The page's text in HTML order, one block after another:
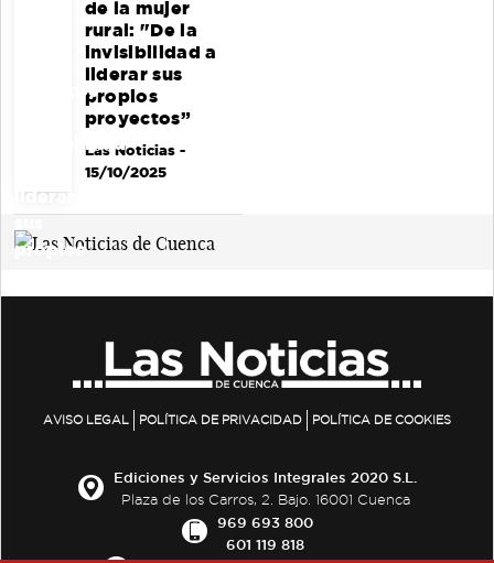
de la mujer
rural: "De la
invisibilidad a
liderar sus
propios
proyectos”
Las Noticias-
15/10/2025
AVISO LEGAL POLÍTICA DE PRIVACIDAD POLÍTICA DE COOKIES
Ediciones y Servicios Integrales 2020 S.L.
Plaza de los Carros, 2. Bajo. 16001 Cuenca
969 693 800
601 119 818